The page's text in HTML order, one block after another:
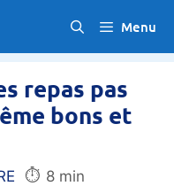
Menu
repas pas
bons et
⏱️ 8 min